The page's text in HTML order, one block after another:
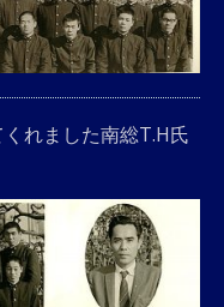
れました南総T.H氏